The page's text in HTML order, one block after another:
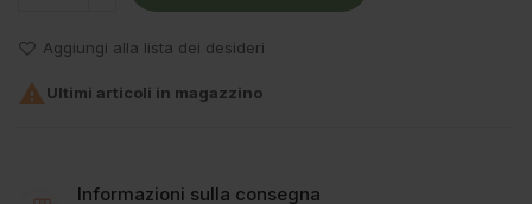
Aggiungi alla lista dei desideri
 Ultimi articoli in magazzino
Informazioni sulla consegna